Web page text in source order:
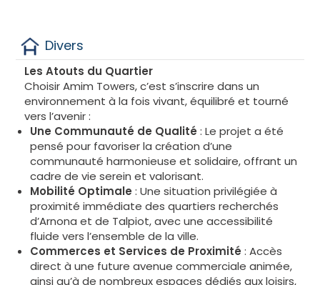
Divers
Les Atouts du Quartier
Choisir Amim Towers, c’est s’inscrire dans un
environnement à la fois vivant, équilibré et tourné
vers l’avenir :
Une Communauté de Qualité : Le projet a été
pensé pour favoriser la création d’une
communauté harmonieuse et solidaire, offrant un
cadre de vie serein et valorisant.
Mobilité Optimale : Une situation privilégiée à
proximité immédiate des quartiers recherchés
d’Arnona et de Talpiot, avec une accessibilité
fluide vers l’ensemble de la ville.
Commerces et Services de Proximité : Accès
direct à une future avenue commerciale animée,
ainsi qu’à de nombreux espaces dédiés aux loisirs,